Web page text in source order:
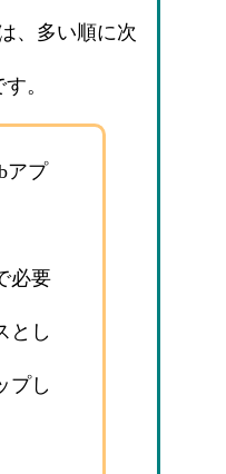
、多い順に次
。
アプ
必要
とし
プし